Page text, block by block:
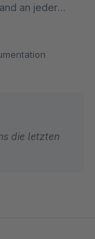
an jeder
Dabei
E-Mail-
da dies am
Vorlagen neu
die letzten